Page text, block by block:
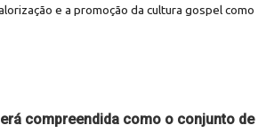
e a promoção da cultura gospel como
compreendida como o conjunto de